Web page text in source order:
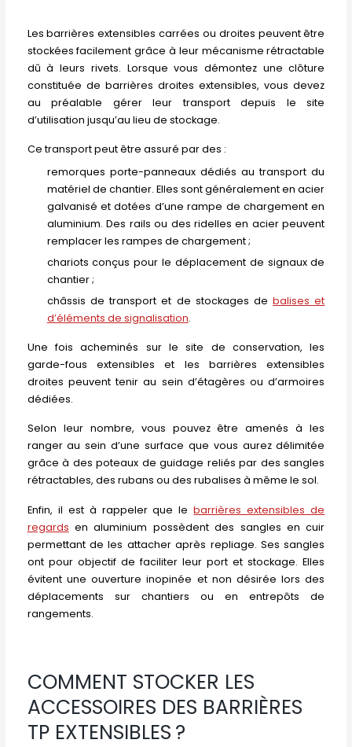
Les barrières extensibles carrées ou droites peuvent être
stockées facilement grâce à leur mécanisme rétractable
dû à leurs rivets. Lorsque vous démontez une clôture
constituée de barrières droites extensibles, vous devez
au préalable gérer leur transport depuis le site
d’utilisation jusqu’au lieu de stockage.
Ce transport peut être assuré par des :
remorques porte-panneaux dédiés au transport du
matériel de chantier. Elles sont généralement en acier
galvanisé et dotées d’une rampe de chargement en
aluminium. Des rails ou des ridelles en acier peuvent
remplacer les rampes de chargement ;
chariots conçus pour le déplacement de signaux de
chantier ;
châssis de transport et de stockages debalises et
d’éléments de signalisation.
Une fois acheminés sur le site de conservation, les
garde-fous extensibles et les barrières extensibles
droites peuvent tenir au sein d’étagères ou d’armoires
dédiées.
Selon leur nombre, vous pouvez être amenés à les
ranger au sein d’une surface que vous aurez délimitée
grâce à des poteaux de guidage reliés par des sangles
rétractables, des rubans ou des rubalises à même le sol.
Enfin, il est à rappeler que lebarrières extensibles de
regards en aluminium possèdent des sangles en cuir
permettant de les attacher après repliage. Ses sangles
ont pour objectif de faciliter leur port et stockage. Elles
évitent une ouverture inopinée et non désirée lors des
déplacements sur chantiers ou en entrepôts de
rangements.
COMMENT STOCKER LES
ACCESSOIRES DES BARRIÈRES
TP EXTENSIBLES ?